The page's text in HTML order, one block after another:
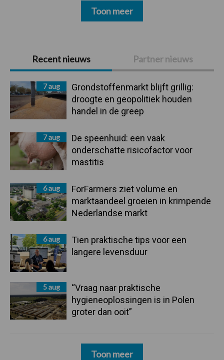
Primaire
Sidebar
Recent nieuws Partner nieuws
7 aug
Grondstoffenmarkt blijft grillig:
droogte en geopolitiek houden
handel in de greep
7 aug
De speenhuid: een vaak
onderschatte risicofactor voor
mastitis
6 aug
ForFarmers ziet volume en
marktaandeel groeien in krimpende
Nederlandse markt
6 aug
Tien praktische tips voor een
langere levensduur
5 aug
“Vraag naar praktische
hygieneoplossingen is in Polen
groter dan ooit”
Toon meer
Toon meer